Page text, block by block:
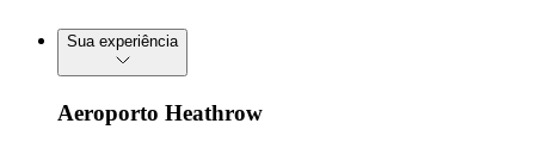
Sua experiência
Aeroporto Heathrow